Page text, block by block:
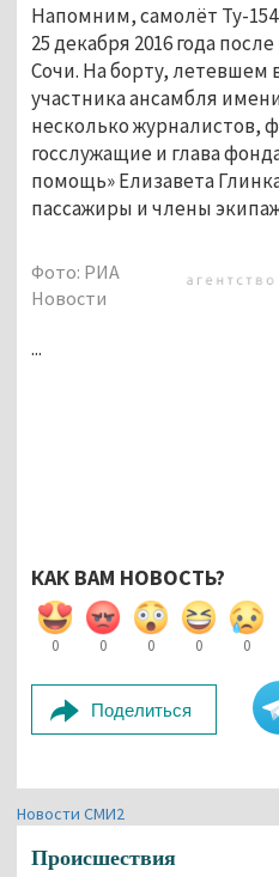
Напомним, самолёт Ту-
25 декабря 2016 года
Сочи. На борту, летевшем
участника ансамбля
несколько журналистов,
госслужащие и глава
помощь» Елизавета
пассажиры и члены
Фото: РИА
Новости
...
КАК ВАМ НОВОСТЬ?
0 0 0 0 0
Поделиться
Новости СМИ2
Происшествия